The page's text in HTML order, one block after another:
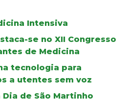
Intensiva
se no XII Congresso
de Medicina
tecnologia para
a utentes sem voz
Dia de São Martinho